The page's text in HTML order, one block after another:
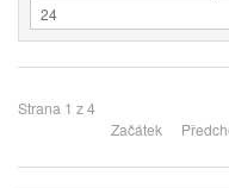
Strana 1 z 4
Začátek